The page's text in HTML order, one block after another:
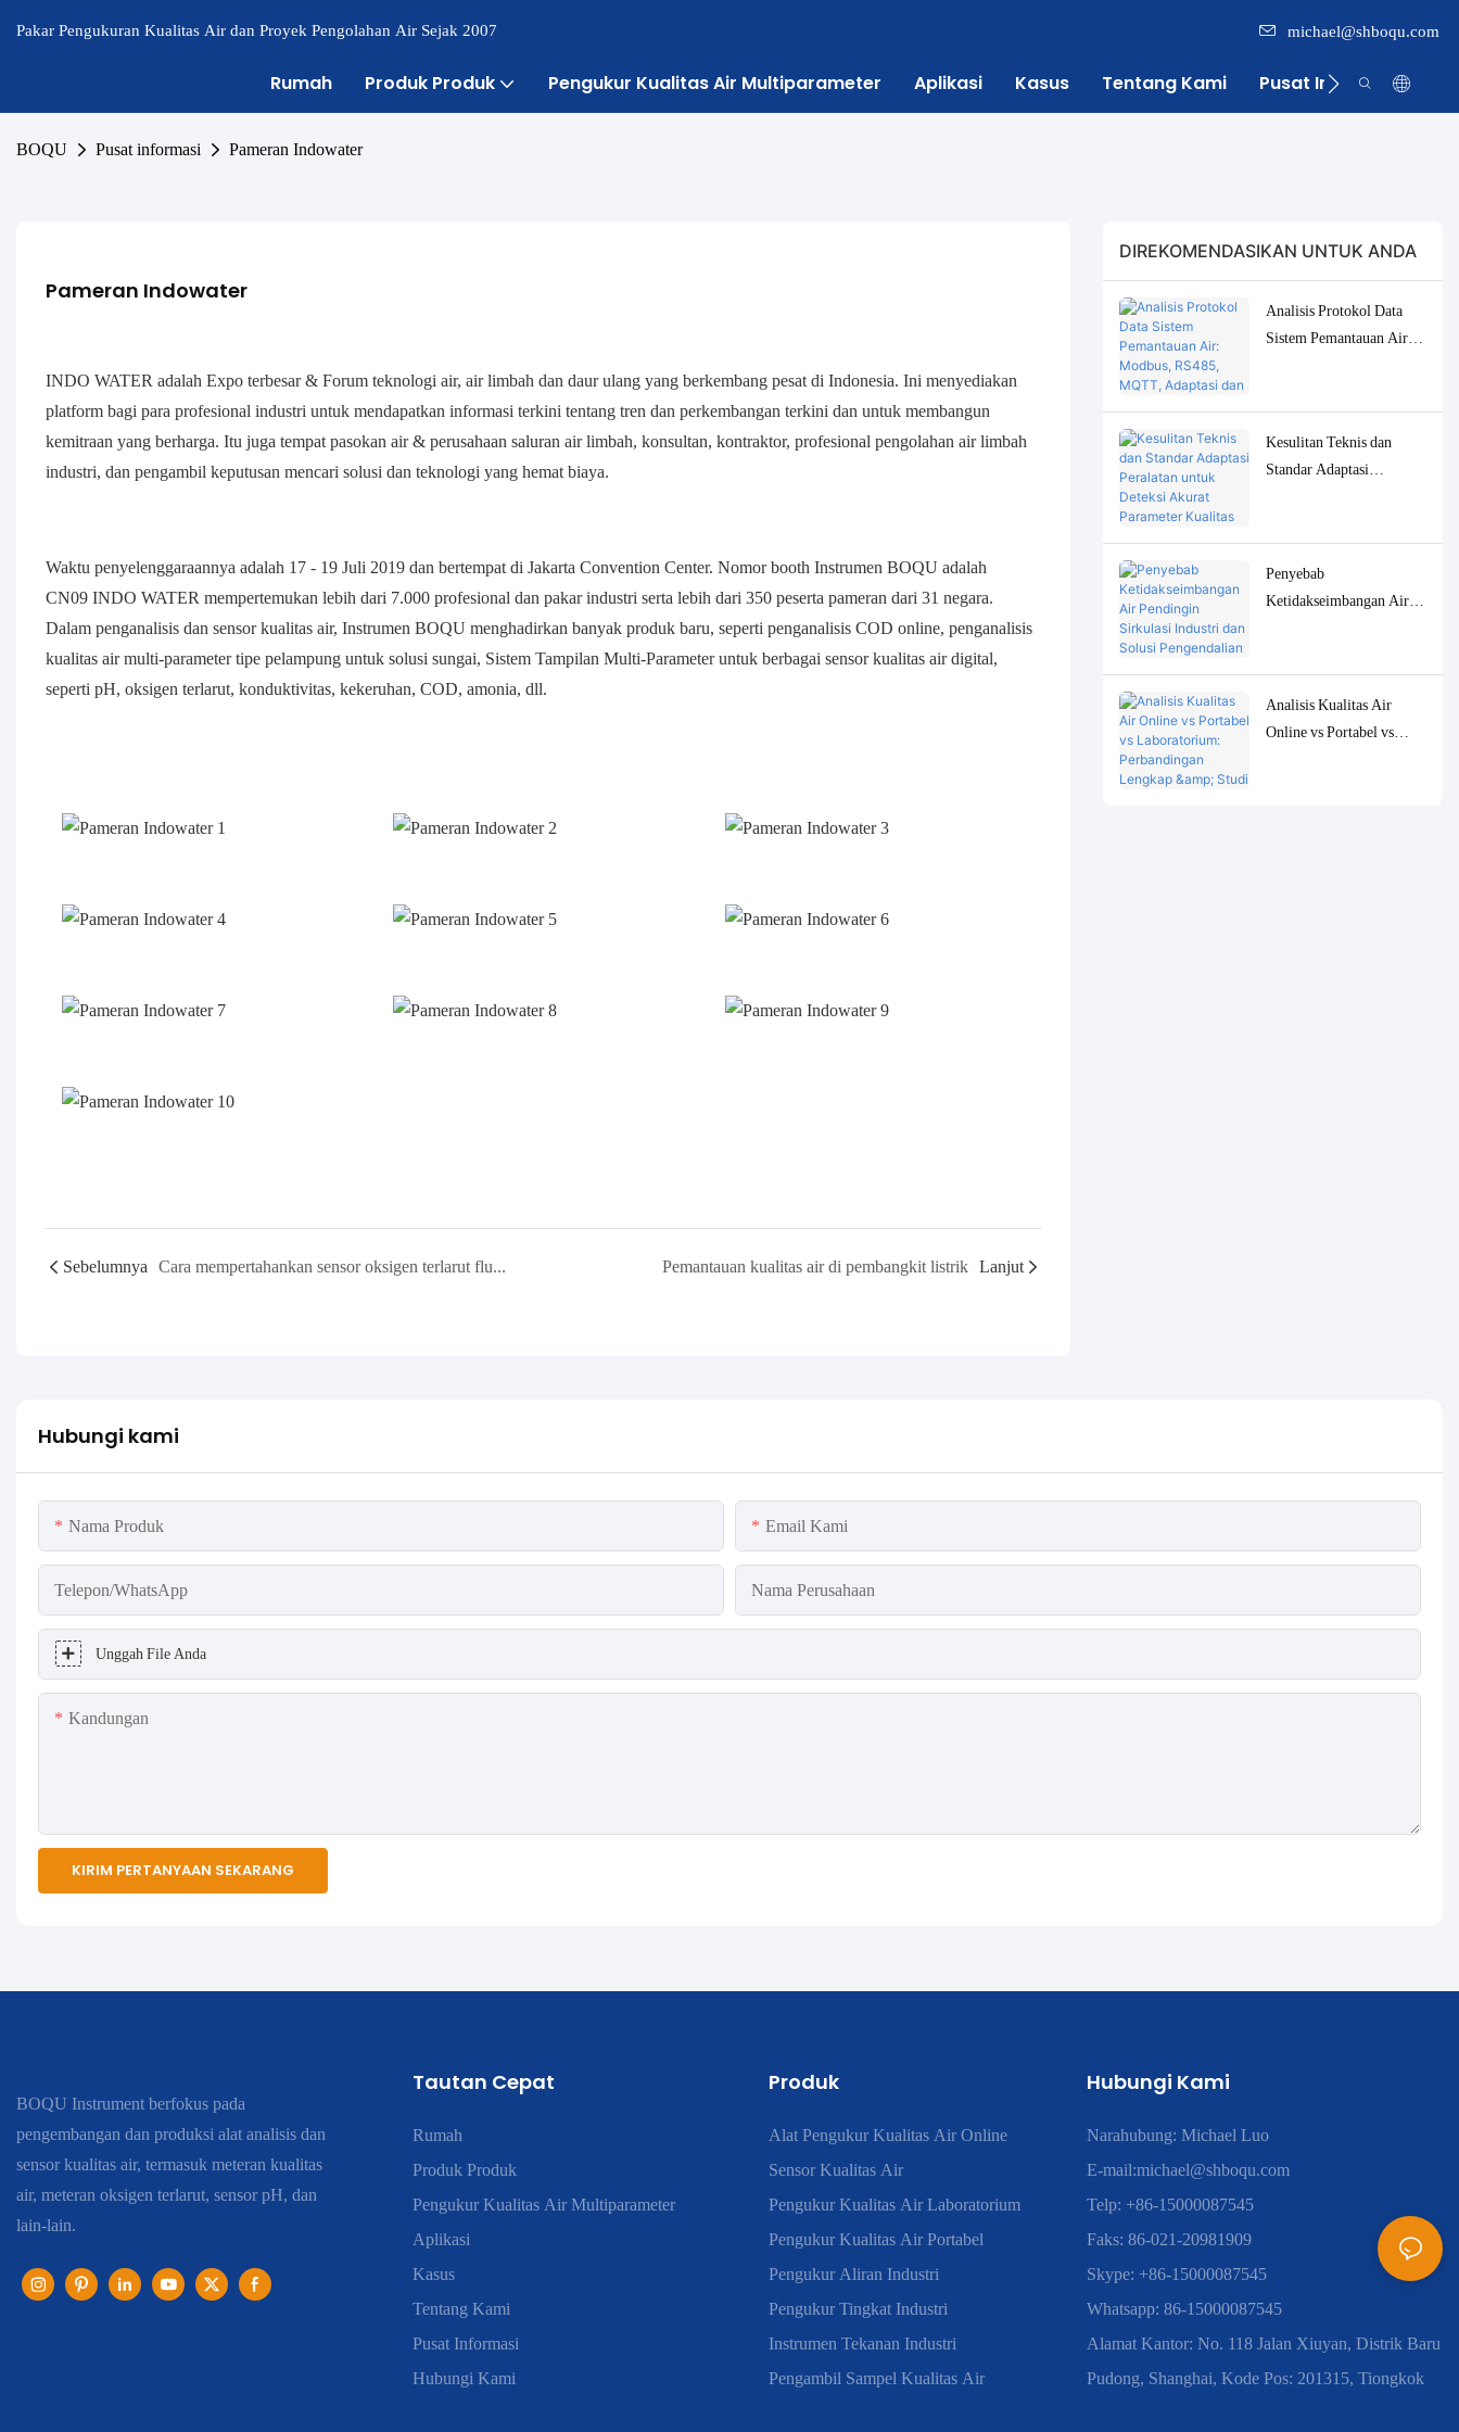
Pakar Pengukuran Kualitas Air dan Proyek Pengolahan Air Sejak 2007 michael@shboqu.com
Rumah Produk Produk Pengukur Kualitas Air Multiparameter Aplikasi Kasus Tentang Kami Pusat Informasi
BOQU Pusat informasi Pameran Indowater
Pameran Indowater
INDO WATER adalah Expo terbesar & Forum teknologi air, air limbah dan daur ulang yang berkembang pesat di Indonesia. Ini menyediakan
platform bagi para profesional industri untuk mendapatkan informasi terkini tentang tren dan perkembangan terkini dan untuk membangun
kemitraan yang berharga. Itu juga tempat pasokan air & perusahaan saluran air limbah, konsultan, kontraktor, profesional pengolahan air limbah
industri, dan pengambil keputusan mencari solusi dan teknologi yang hemat biaya.
Waktu penyelenggaraannya adalah 17 - 19 Juli 2019 dan bertempat di Jakarta Convention Center. Nomor booth Instrumen BOQU adalah
CN09 INDO WATER mempertemukan lebih dari 7.000 profesional dan pakar industri serta lebih dari 350 peserta pameran dari 31 negara.
Dalam penganalisis dan sensor kualitas air, Instrumen BOQU menghadirkan banyak produk baru, seperti penganalisis COD online, penganalisis
kualitas air multi-parameter tipe pelampung untuk solusi sungai, Sistem Tampilan Multi-Parameter untuk berbagai sensor kualitas air digital,
seperti pH, oksigen terlarut, konduktivitas, kekeruhan, COD, amonia, dll.
Sebelumnya Cara mempertahankan sensor oksigen terlarut fluoresensi Pemantauan kualitas air di pembangkit listrik Lanjut
DIREKOMENDASIKAN UNTUK ANDA
Analisis Protokol Data
Sistem Pemantauan Air:
Debugging
Kesulitan Teknis dan
Standar Adaptasi
Air Konsentrasi Rendah
Penyebab
Ketidakseimbangan Air
Pengendalian Pemantauan
yang Akurat
Analisis Kualitas Air
Online vs Portabel vs
Hubungi kami
Nama Produk Email Kami
Telepon/WhatsApp Nama Perusahaan
Unggah File Anda
Kandungan
KIRIM PERTANYAAN SEKARANG
BOQU Instrument berfokus pada
pengembangan dan produksi alat analisis dan
sensor kualitas air, termasuk meteran kualitas
air, meteran oksigen terlarut, sensor pH, dan
lain-lain.
Tautan Cepat
Rumah
Produk Produk
Pengukur Kualitas Air Multiparameter
Aplikasi
Kasus
Tentang Kami
Pusat Informasi
Hubungi Kami
Produk
Alat Pengukur Kualitas Air Online
Sensor Kualitas Air
Pengukur Kualitas Air Laboratorium
Pengukur Kualitas Air Portabel
Pengukur Aliran Industri
Pengukur Tingkat Industri
Instrumen Tekanan Industri
Pengambil Sampel Kualitas Air
Hubungi Kami
Narahubung: Michael Luo
E-mail:michael@shboqu.com
Telp: +86-15000087545
Faks: 86-021-20981909
Skype: +86-15000087545
Whatsapp: 86-15000087545
Alamat Kantor: No. 118 Jalan Xiuyan, Distrik Baru
Pudong, Shanghai, Kode Pos: 201315, Tiongkok